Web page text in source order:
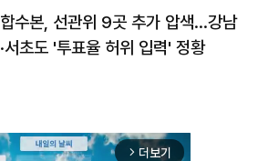
합수본, 선관위 9곳 추가 압색…강남
·서초도 '투표율 허위 입력' 정황
arrow_forward_ios 더보기